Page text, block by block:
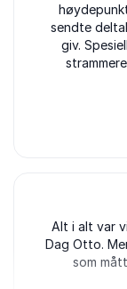
sendte
giv.
av 5
Alt i alt var
Dag Otto.
som